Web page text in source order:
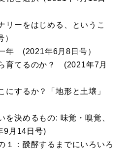
リーをはじめる、というこ
年 (2021年6月8日号）
育てるのか？ (2021年7月
にするか？「地形と土壌」
を決めるもの: 味覚・嗅覚、
9月14日号)
１：醗酵するまでにいろいろ